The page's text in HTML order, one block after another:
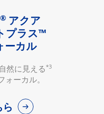
® アクア
プラス™
ーカル
然に見える*3
ーカル。